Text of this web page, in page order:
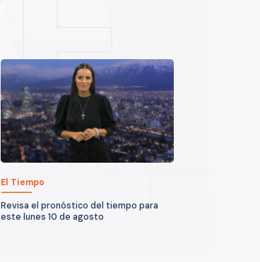
El Tiempo
Revisa el pronóstico del tiempo para
este lunes 10 de agosto